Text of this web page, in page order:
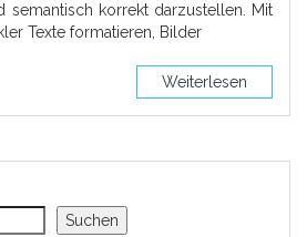
semantisch korrekt darzustellen. Mit
Texte formatieren, Bilder
Weiterlesen
Suchen